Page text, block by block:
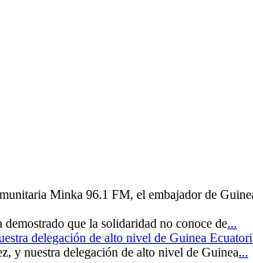
Minka 96.1 FM, el embajador de
que la solidaridad no conoce de...
delegación de alto nivel de Guinea
y nuestra delegación de alto nivel de Guinea...